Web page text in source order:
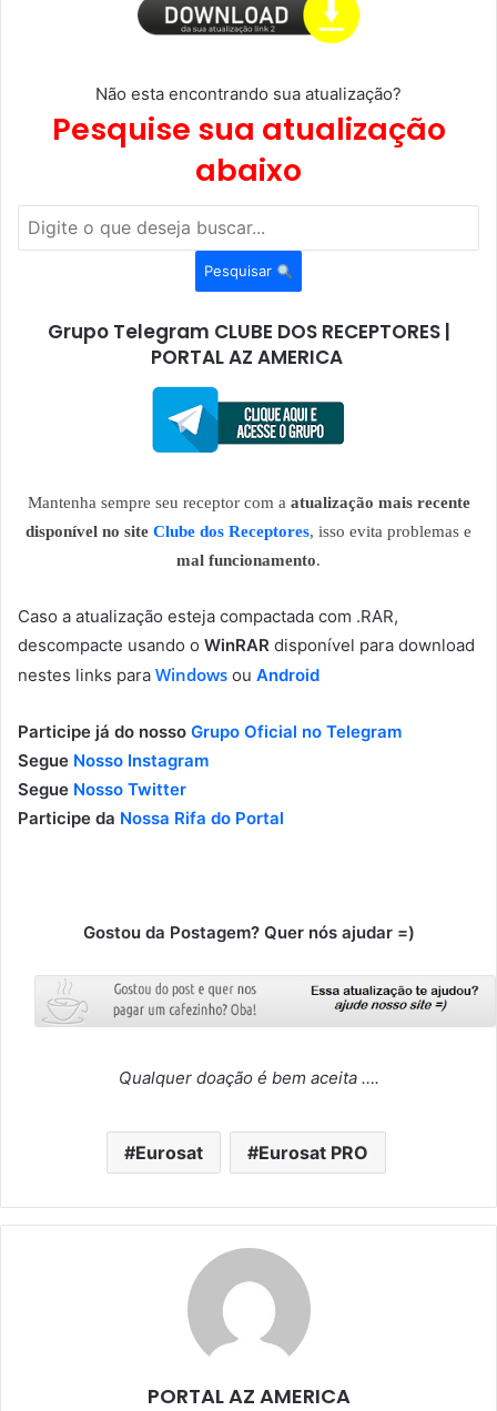
Não esta encontrando sua atualização?
Pesquise sua atualização
abaixo
Pesquisar
Grupo Telegram CLUBE DOS RECEPTORES |
PORTAL AZ AMERICA
Mantenha sempre seu receptor com a atualização mais recente
disponível no site Clube dos Receptores, isso evita problemas e
mal funcionamento.
Caso a atualização esteja compactada com .RAR,
descompacte usando o WinRAR disponível para download
nestes links para Windows ou Android
Participe já do nosso Grupo Oficial no Telegram
Segue Nosso Instagram
Segue Nosso Twitter
Participe da Nossa Rifa do Portal
Gostou da Postagem? Quer nós ajudar =)
Qualquer doação é bem aceita ….
Eurosat Eurosat PRO
PORTAL AZ AMERICA